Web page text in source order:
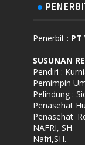
Penerbit :
SUSUNAN
Pendiri :
Pemimpin
Pelindung :
Penasehat
Penasehat
NAFRI, SH.
Nafri,SH.